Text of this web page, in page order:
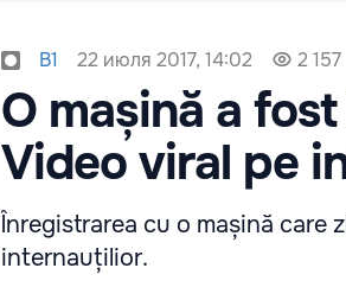
B1 22 июля 2017, 14:02 2 157
O mașină a
Video viral pe
Înregistrarea cu o mașină care
internauțilior.